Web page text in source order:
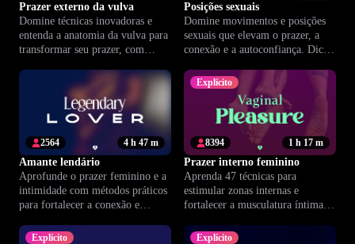
Prazer externo da vulva
Domine técnicas inovadoras e
entenda a anatomia da vulva para
transformar seu prazer, com
especializada.
Posições sexuais
Domine movimentos e posições
sexuais que elevam o prazer, a
conexão e a autoconfiança. Dicas
intimidade.
4 h 47 m
2564
Amante lendário
Aprofunde o prazer feminino e a
intimidade com métodos práticos
para fortalecer a conexão e
confiante.
Explícito
1 h 17 m
8394
Prazer interno feminino
Aprenda 47 técnicas para
estimular zonas internas e
fortalecer a musculatura íntima,
momentos a sós.
Explícito Explícito